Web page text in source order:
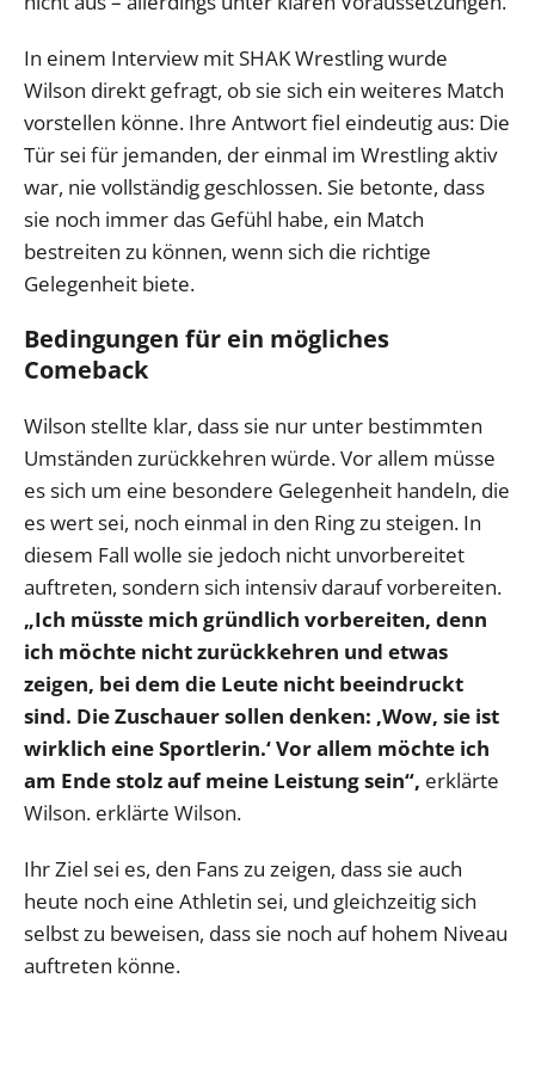
In einem Interview mit SHAK Wrestling wurde
Wilson direkt gefragt, ob sie sich ein weiteres Match
vorstellen könne. Ihre Antwort fiel eindeutig aus: Die
Tür sei für jemanden, der einmal im Wrestling aktiv
war, nie vollständig geschlossen. Sie betonte, dass
sie noch immer das Gefühl habe, ein Match
bestreiten zu können, wenn sich die richtige
Gelegenheit biete.
Bedingungen für ein mögliches
Comeback
Wilson stellte klar, dass sie nur unter bestimmten
Umständen zurückkehren würde. Vor allem müsse
es sich um eine besondere Gelegenheit handeln, die
es wert sei, noch einmal in den Ring zu steigen. In
diesem Fall wolle sie jedoch nicht unvorbereitet
auftreten, sondern sich intensiv darauf vorbereiten.
„Ich müsste mich gründlich vorbereiten, denn
ich möchte nicht zurückkehren und etwas
zeigen, bei dem die Leute nicht beeindruckt
sind. Die Zuschauer sollen denken: ‚Wow, sie ist
wirklich eine Sportlerin.‘ Vor allem möchte ich
am Ende stolz auf meine Leistung sein“, erklärte
Wilson. erklärte Wilson.
Ihr Ziel sei es, den Fans zu zeigen, dass sie auch
heute noch eine Athletin sei, und gleichzeitig sich
selbst zu beweisen, dass sie noch auf hohem Niveau
auftreten könne.